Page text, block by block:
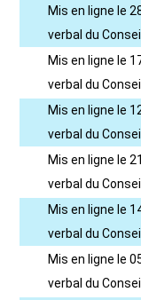
Mis en ligne le
verbal du
Mis en ligne le
verbal du
Mis en ligne le
verbal du
Mis en ligne le
verbal du
Mis en ligne le
verbal du
Mis en ligne le
verbal du